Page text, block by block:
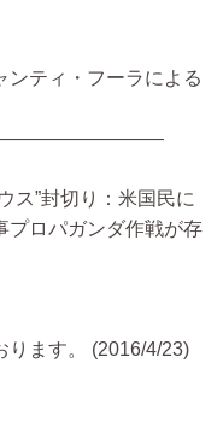
ンティ・フーラによる
ス”封切り：米国民に
プロパガンダ作戦が存
ります。 (2016/4/23)